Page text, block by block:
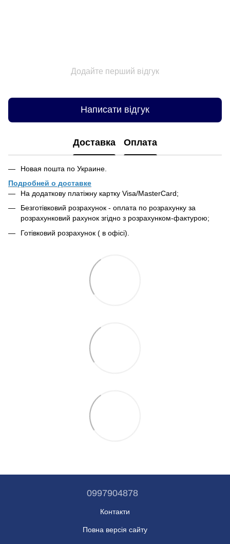
Додайте перший відгук
Написати відгук
Доставка Оплата
Новая пошта по Украине.
Подробней о доставке
На додаткову платіжну картку Visa/MasterCard;
Безготівковий розрахунок - оплата по розрахунку за
розрахунковий рахунок згідно з розрахунком-фактурою;
Готівковий розрахунок ( в офісі).
0997904878
Контакти
Повна версія сайту